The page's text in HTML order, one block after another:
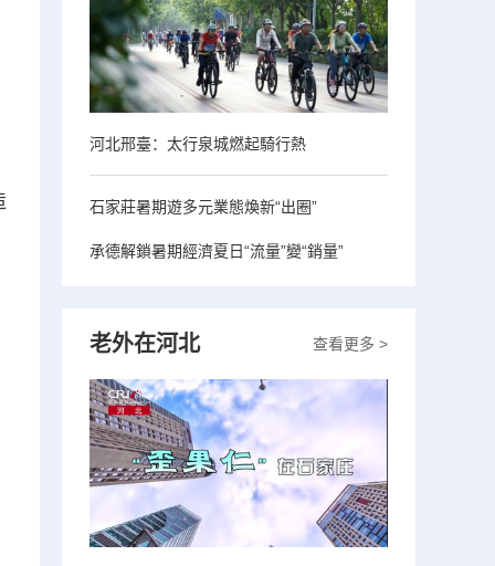
河北邢臺：太行泉城燃起騎行熱
石家莊暑期遊多元業態煥新“出圈”
承德解鎖暑期經濟夏日“流量”變“銷量”
查看更多 >
老外在河北